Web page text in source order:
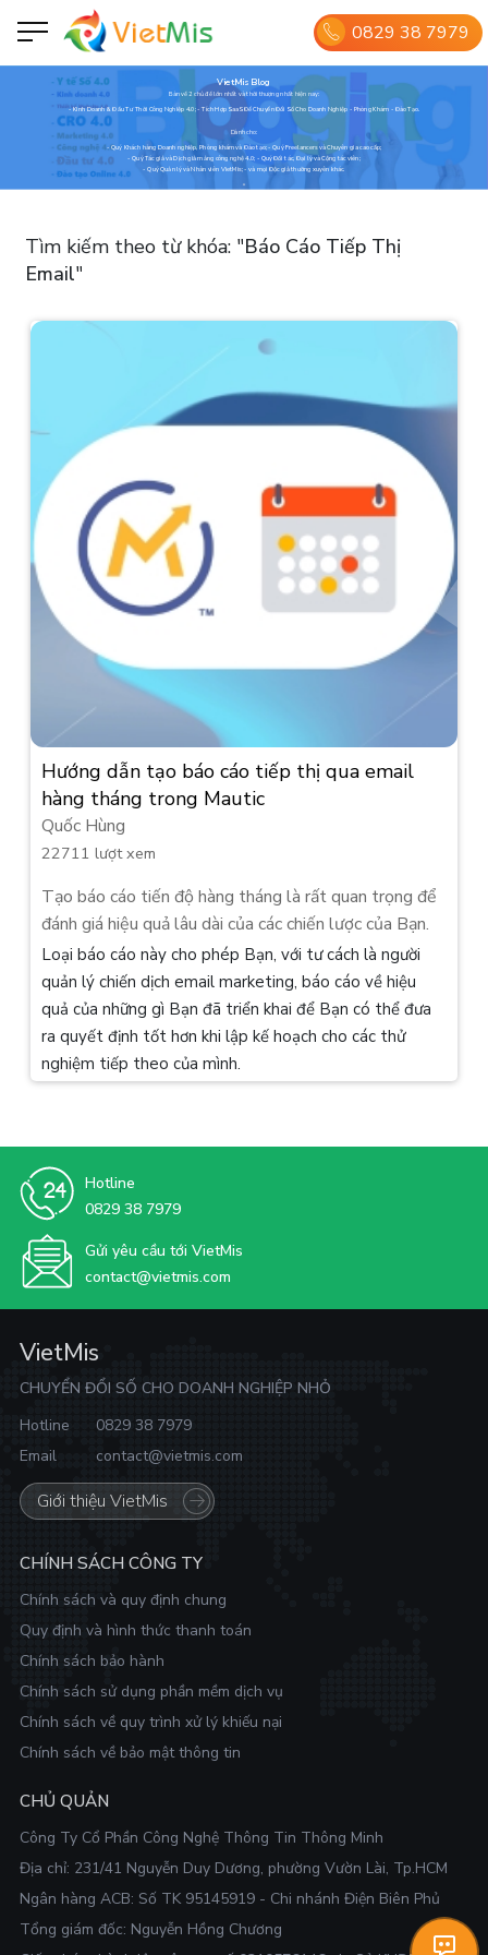
0829 38 7979
VietMis Blog
Bàn về 2 chủ đề lớn nhất và thời thượng nhất hiện nay:
- Kinh Doanh & Đầu Tư Thời Công Nghiệp 4.0; - Tích Hợp SaaS Để Chuyển Đổi Số Cho Doanh Nghiệp - Phòng Khám - Đào Tạo.
Dành cho:
- Quý Khách hàng Doanh nghiệp, Phòng khám và Đào tạo; - Quý Freelancers và Chuyên gia cao cấp;
- Quý Tác giả và Dịch giả mảng công nghệ 4.0; - Quý Đối tác, Đại lý và Cộng tác viên;
- Quý Quản lý và Nhân viên VietMis; - và mọi Độc giả thường xuyên khác.
Tìm kiếm theo từ khóa: "Báo Cáo Tiếp Thị
Email"
Hướng dẫn tạo báo cáo tiếp thị qua email
hàng tháng trong Mautic
Quốc Hùng
22711 lượt xem
Tạo báo cáo tiến độ hàng tháng là rất quan trọng để
đánh giá hiệu quả lâu dài của các chiến lược của Bạn.
Loại báo cáo này cho phép Bạn, với tư cách là người
quản lý chiến dịch email marketing, báo cáo về hiệu
quả của những gì Bạn đã triển khai để Bạn có thể đưa
ra quyết định tốt hơn khi lập kế hoạch cho các thử
nghiệm tiếp theo của mình.
Hotline
0829 38 7979
Gửi yêu cầu tới VietMis
contact@vietmis.com
VietMis
CHUYỂN ĐỔI SỐ CHO DOANH NGHIỆP NHỎ
Hotline
0829 38 7979
Email
contact@vietmis.com
Giới thiệu VietMis
CHÍNH SÁCH CÔNG TY
Chính sách và quy định chung
Quy định và hình thức thanh toán
Chính sách bảo hành
Chính sách sử dụng phần mềm dịch vụ
Chính sách về quy trình xử lý khiếu nại
Chính sách về bảo mật thông tin
CHỦ QUẢN
Công Ty Cổ Phần Công Nghệ Thông Tin Thông Minh
Địa chỉ: 231/41 Nguyễn Duy Dương, phường Vườn Lài, Tp.HCM
Ngân hàng ACB: Số TK 95145919 - Chi nhánh Điện Biên Phủ
Tổng giám đốc: Nguyễn Hồng Chương